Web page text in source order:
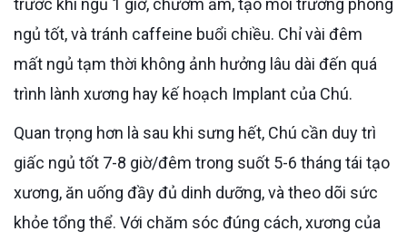
trước khi ngủ 1 giờ, chườm ấm, tạo môi trường phòng
ngủ tốt, và tránh caffeine buổi chiều. Chỉ vài đêm
mất ngủ tạm thời không ảnh hưởng lâu dài đến quá
trình lành xương hay kế hoạch Implant của Chú.
Quan trọng hơn là sau khi sưng hết, Chú cần duy trì
giấc ngủ tốt 7-8 giờ/đêm trong suốt 5-6 tháng tái tạo
xương, ăn uống đầy đủ dinh dưỡng, và theo dõi sức
khỏe tổng thể. Với chăm sóc đúng cách, xương của